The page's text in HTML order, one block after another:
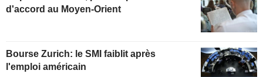
d'accord au Moyen-Orient
Bourse Zurich: le SMI faiblit après
l'emploi américain